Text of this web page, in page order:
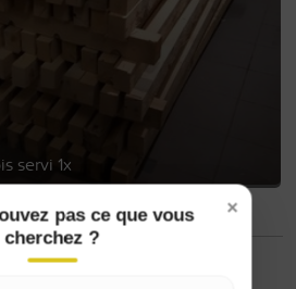
servi 1x
×
pas ce que vous
cherchez ?